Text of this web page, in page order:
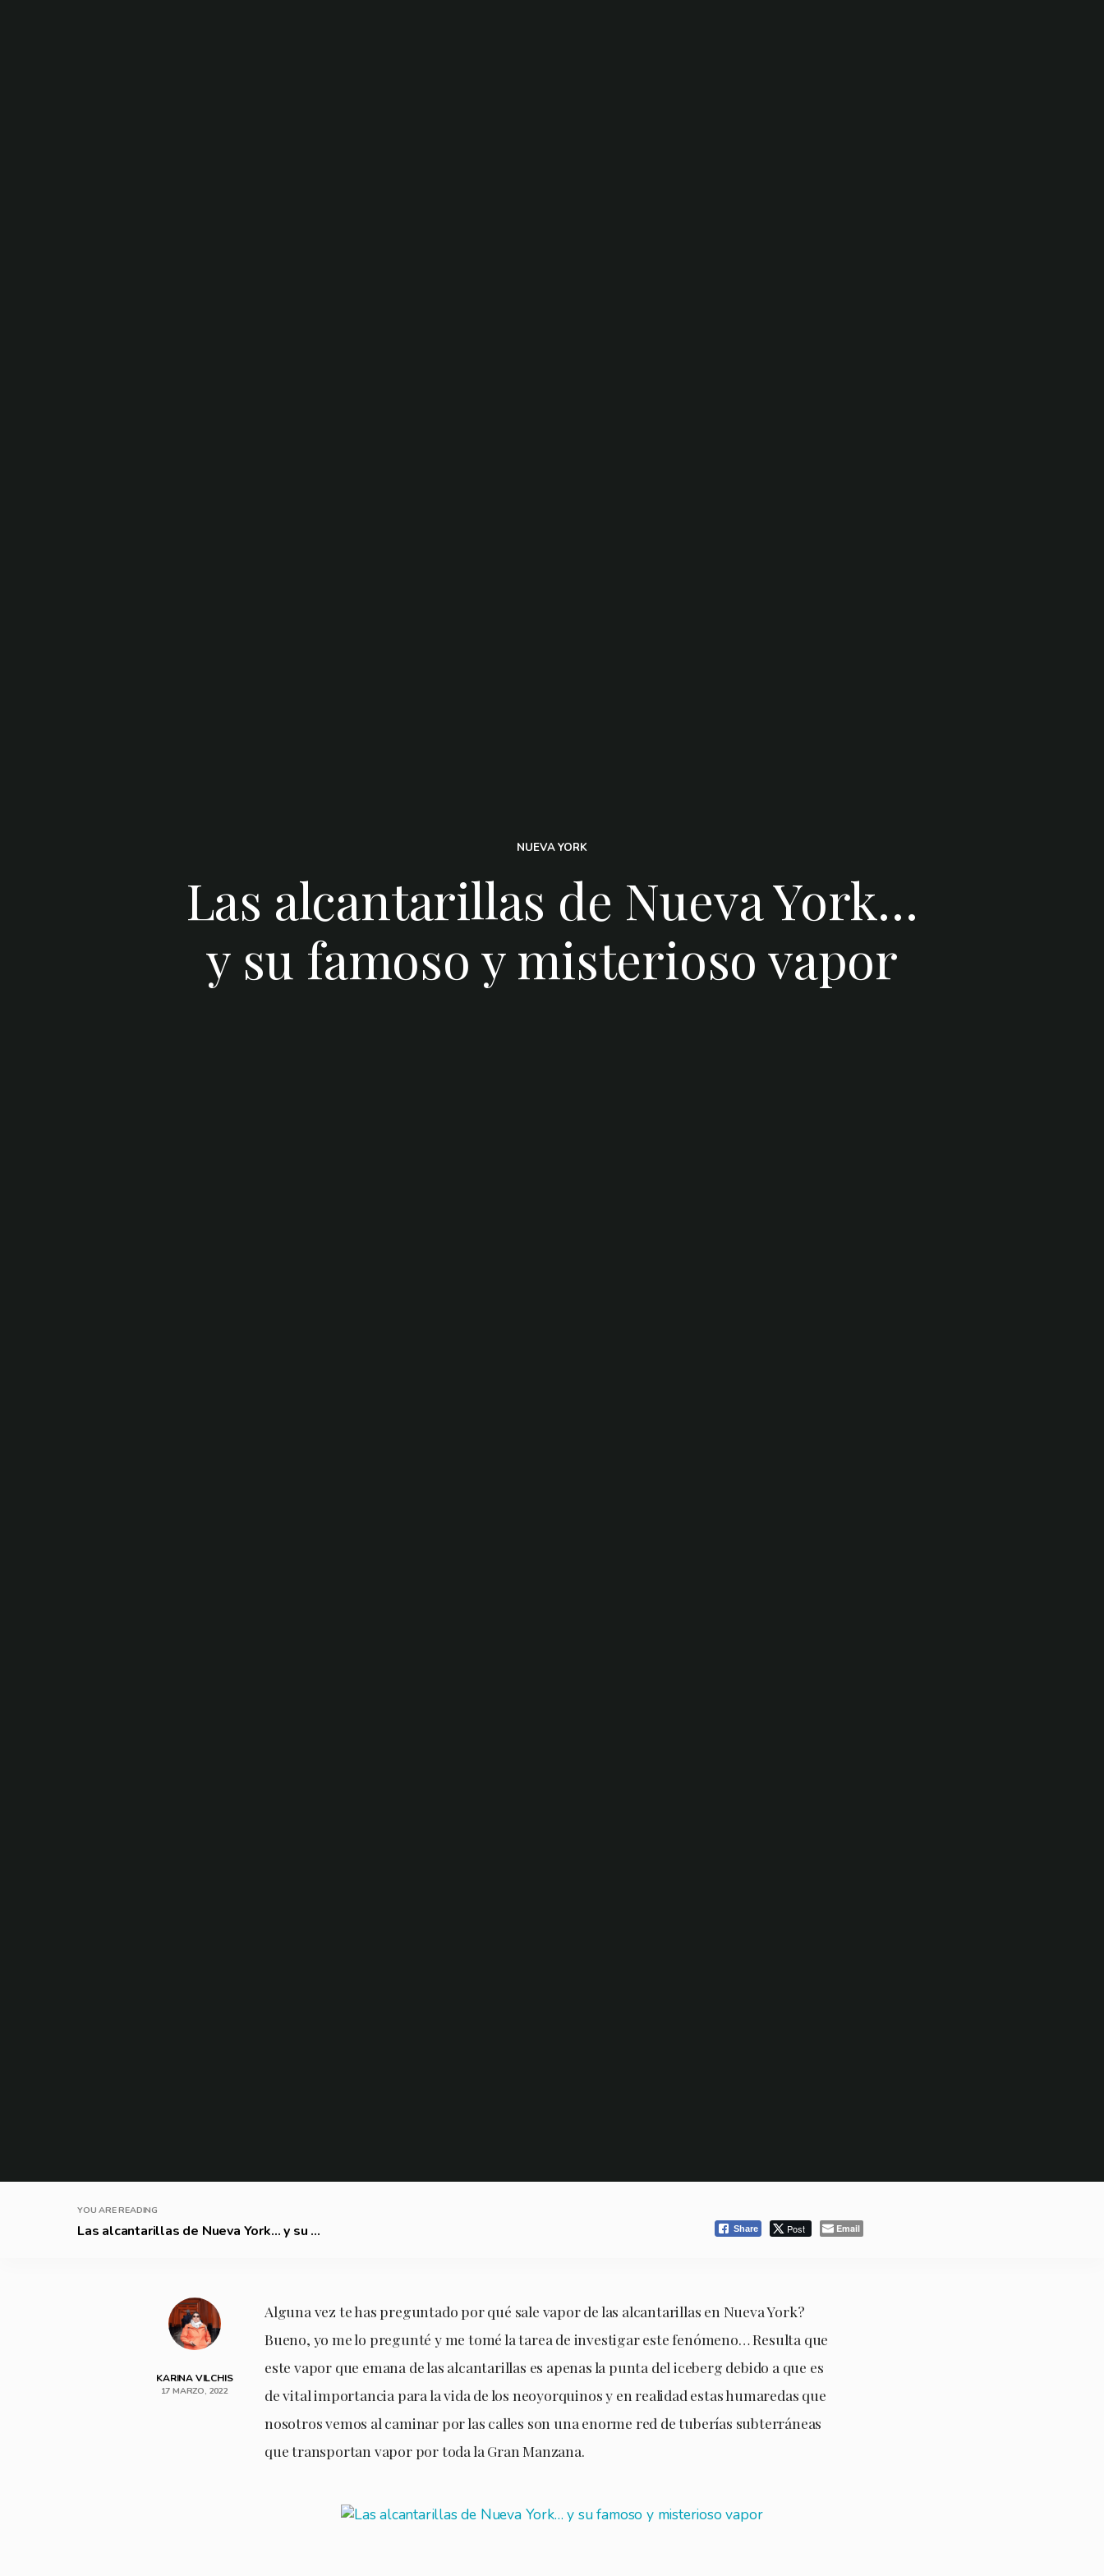
NUEVA YORK
Las alcantarillas de Nueva York…
y su famoso y misterioso vapor
YOU ARE READING
Las alcantarillas de Nueva York… y su ... Share Post Email
KARINA VILCHIS
17 MARZO, 2022
Alguna vez te has preguntado por qué sale vapor de las alcantarillas en Nueva York?
Bueno, yo me lo pregunté y me tomé la tarea de investigar este fenómeno… Resulta que
este vapor que emana de las alcantarillas es apenas la punta del iceberg debido a que es
de vital importancia para la vida de los neoyorquinos y en realidad estas humaredas que
nosotros vemos al caminar por las calles son una enorme red de tuberías subterráneas
que transportan vapor por toda la Gran Manzana.